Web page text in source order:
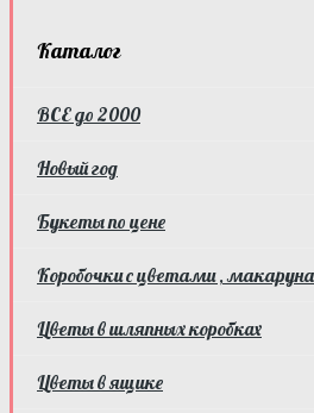
Каталог
ВСЕ до 2000
Новый год
Букеты по цене
Коробочки с цветами ,
Цветы в шляпных коробках
Цветы в ящике